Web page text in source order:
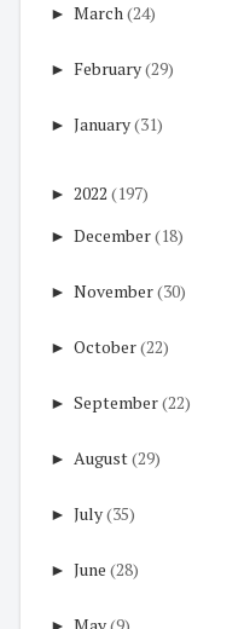
► March(24)
► February(29)
► January(31)
► 2022 (197)
► December(18)
► November(30)
► October(22)
► September(22)
► August(29)
► July(35)
► June (28)